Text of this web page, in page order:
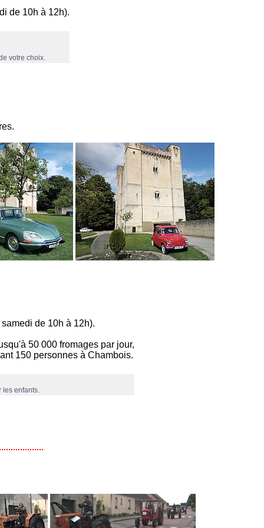
de 10h à 12h).
votre choix.
de 10h à 12h).
50 000 fromages par jour,
150 personnes à Chambois.
les enfants.